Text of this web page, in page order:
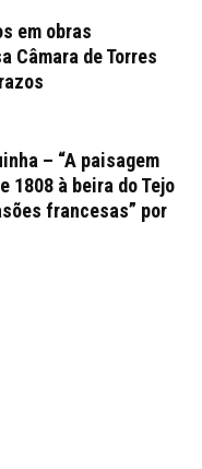
em obras
Câmara de Torres
– “A paisagem
1808 à beira do Tejo
francesas” por